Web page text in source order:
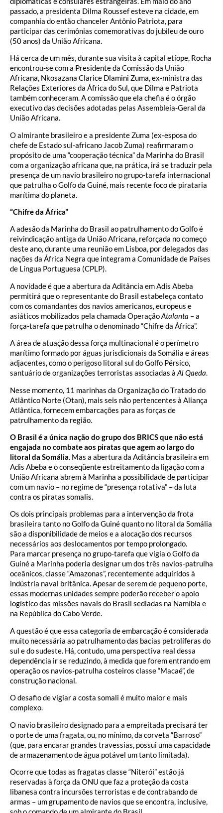
passado, a presidenta Dilma Roussef esteve na cidade, em
companhia do então chanceler Antônio Patriota, para
participar das cerimônias comemorativas do jubileu de ouro
(50 anos) da União Africana.
Há cerca de um mês, durante sua visita à capital etíope, Rocha
encontrou-se com a Presidente da Comissão da União
Africana, Nkosazana Clarice Dlamini Zuma, ex-ministra das
Relações Exteriores da África do Sul, que Dilma e Patriota
também conheceram. A comissão que ela chefia é o órgão
executivo das decisões adotadas pelas Assembleia-Geral da
União Africana.
O almirante brasileiro e a presidente Zuma (ex-esposa do
chefe de Estado sul-africano Jacob Zuma) reafirmaram o
propósito de uma “cooperação técnica” da Marinha do Brasil
com a organização africana que, na prática, irá se traduzir pela
presença de um navio brasileiro no grupo-tarefa internacional
que patrulha o Golfo da Guiné, mais recente foco de pirataria
marítima do planeta.
“Chifre da África”
A adesão da Marinha do Brasil ao patrulhamento do Golfo é
reivindicação antiga da União Africana, reforçada no começo
deste ano, durante uma reunião em Lisboa, por delegados das
nações da África Negra que integram a Comunidade de Países
de Língua Portuguesa (CPLP).
A novidade é que a abertura da Aditância em Adis Abeba
permitirá que o representante do Brasil estabeleça contato
com os comandantes dos navios americanos, europeus e
asiáticos mobilizados pela chamada OperaçãoAtalanta – a
força-tarefa que patrulha o denominado “Chifre da África”.
A área de atuação dessa força multinacional é o perímetro
marítimo formado por águas jurisdicionais da Somália e áreas
adjacentes, como o perigoso litoral sul do Golfo Pérsico,
santuário de organizações terroristas associadas à Al Qaeda.
Nesse momento, 11 marinhas da Organização do Tratado do
Atlântico Norte (Otan), mais seis não pertencentes à Aliança
Atlântica, fornecem embarcações para as forças de
patrulhamento da região.
O Brasil é a única nação do grupo dos BRICS que não está
engajada no combate aos piratas que agem ao largo do
litoral da Somália. Mas a abertura da Aditância brasileira em
Adis Abeba e o conseqüente estreitamento da ligação com a
União Africana abrem à Marinha a possibilidade de participar
com um navio – no regime de “presença rotativa” – da luta
contra os piratas somalis.
Os dois principais problemas para a intervenção da frota
brasileira tanto no Golfo da Guiné quanto no litoral da Somália
são a disponibilidade de meios e a alocação dos recursos
necessários aos deslocamentos por tempo prolongado.
Para marcar presença no grupo-tarefa que vigia o Golfo da
Guiné a Marinha poderia designar um dos três navios-patrulha
oceânicos, classe “Amazonas”, recentemente adquiridos à
indústria naval britânica. Apesar de serem de pequeno porte,
essas modernas unidades sempre poderão receber o apoio
logístico das missões navais do Brasil sediadas na Namíbia e
na República do Cabo Verde.
A questão é que essa categoria de embarcação é considerada
muito necessária ao patrulhamento das bacias petrolíferas do
sul e do sudeste. Há, contudo, uma perspectiva real dessa
dependência ir se reduzindo, à medida que forem entrando em
operação os navios-patrulha costeiros classe “Macaé”, de
construção nacional.
O desafio de vigiar a costa somali é muito maior e mais
complexo.
O navio brasileiro designado para a empreitada precisará ter
o porte de uma fragata, ou, no mínimo, da corveta “Barroso”
(que, para encarar grandes travessias, possui uma capacidade
de armazenamento de água potável um tanto limitada).
Ocorre que todas as fragatas classe “Niterói” estão já
reservadas à força da ONU que faz a proteção da costa
libanesa contra incursões terroristas e de contrabando de
armas – um grupamento de navios que se encontra, inclusive,